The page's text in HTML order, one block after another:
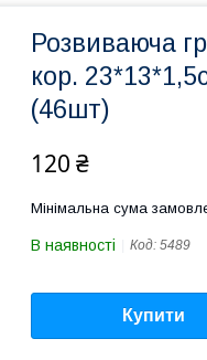
Розвиваюча
кор.
(46шт)
120 ₴
Мінімальна сума
В наявності Код: 5489
Купити